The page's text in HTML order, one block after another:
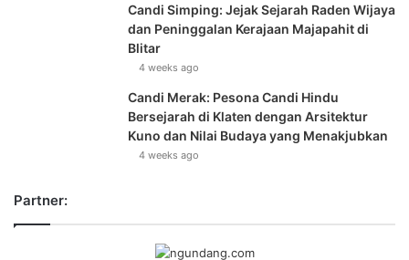
Candi Simping: Jejak Sejarah Raden Wijaya
dan Peninggalan Kerajaan Majapahit di
Blitar
4 weeks ago
Candi Merak: Pesona Candi Hindu
Bersejarah di Klaten dengan Arsitektur
Kuno dan Nilai Budaya yang Menakjubkan
4 weeks ago
Partner: